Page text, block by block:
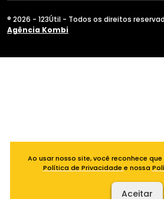
® 2026 - 123Útil - Todos os direitos
Agência Kombi
Ao usar nosso site, você reconhece
Política de Privacidade e nossa
Aceitar